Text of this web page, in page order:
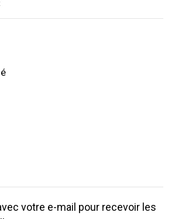
votre e-mail pour recevoir les